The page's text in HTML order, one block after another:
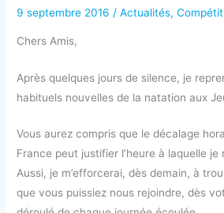
9 septembre 2016 /Actualités,
Chers Amis,
Après quelques jours de silence, je
habituels nouvelles de la natation aux
Vous aurez compris que le décalage
France peut justifier l’heure à laquelle
Aussi, je m’efforcerai, dès demain, à
que vous puissiez nous rejoindre, dès